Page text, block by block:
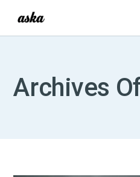
Archives